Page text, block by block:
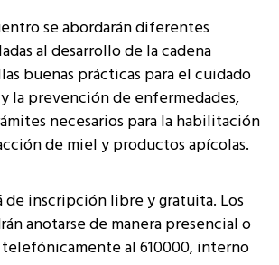
se abordarán diferentes
al desarrollo de la cadena
buenas prácticas para el cuidado
la prevención de enfermedades,
necesarios para la habilitación
de miel y productos apícolas.
de inscripción libre y gratuita. Los
anotarse de manera presencial o
al 610000, interno